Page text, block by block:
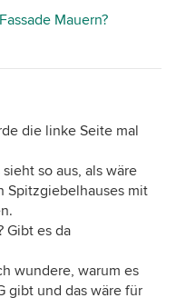
Mauern?
die linke Seite mal
so aus, als wäre
Spitzgiebelhauses mit
Gibt es da
wundere, warum es
gibt und das wäre für